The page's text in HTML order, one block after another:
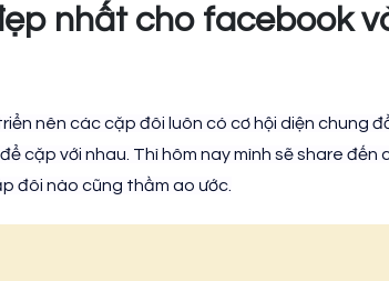
nhất cho facebook
nên các cặp đôi luôn có cơ hội diện chung
cặp với nhau. Thì hôm nay mình sẽ share đến
đôi nào cũng thầm ao ước.